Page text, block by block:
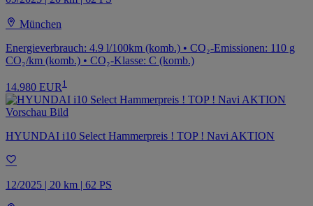
München
Energieverbrauch: 4.9 l/100km (komb.) • CO₂-Emissionen: 110 g
CO₂/km (komb.) • CO₂-Klasse: C (komb.)
14.980 EUR 1
HYUNDAI i10 Select Hammerpreis ! TOP ! Navi AKTION
12/2025 | 20 km | 62 PS